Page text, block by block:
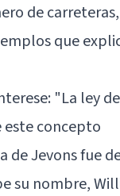
de
que
"La ley
este concepto
de Jevons fue
su nombre,